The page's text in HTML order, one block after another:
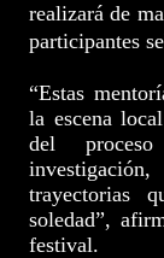
realizará de
participantes
“Estas
la escena
del
trayectorias
soledad”,
festival.